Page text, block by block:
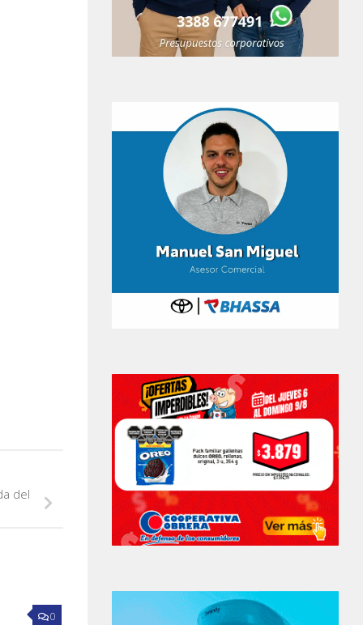
del
0